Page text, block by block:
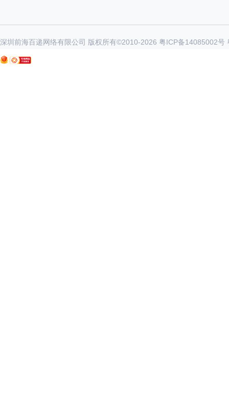
深圳前海百递网络有限公司 版权所有©2010-2026 粤ICP备14085002号